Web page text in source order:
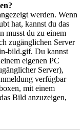
werden. Wenn
hat, kannst du das
musst du zu einem
zugänglichen Server
bild.gif. Du kannst
eigenen PC
Server),
verfügbar
mit einem
Bild anzuzeigen,